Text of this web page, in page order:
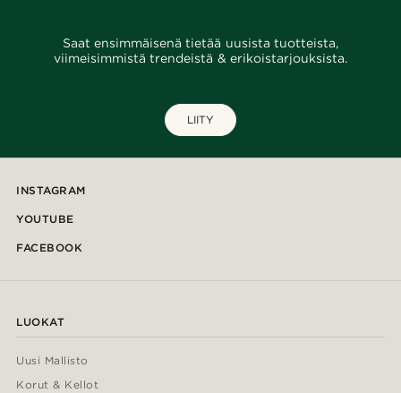
Saat ensimmäisenä tietää uusista tuotteista,
viimeisimmistä trendeistä & erikoistarjouksista.
LIITY
INSTAGRAM
YOUTUBE
FACEBOOK
LUOKAT
Uusi Mallisto
Korut & Kellot